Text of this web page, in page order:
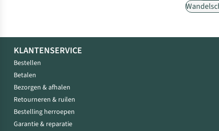
KLANTENSERVICE
Bestellen
Betalen
Bezorgen & afhalen
Retourneren & ruilen
Bestelling herroepen
Garantie & reparatie